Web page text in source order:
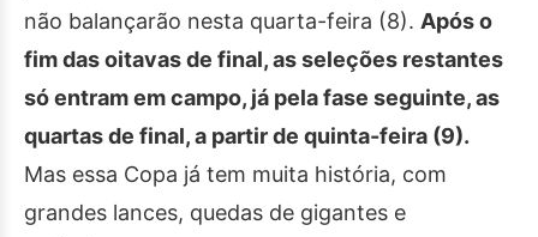
não balançarão nesta quarta-feira (8). Após o
fim das oitavas de final, as seleções restantes
só entram em campo, já pela fase seguinte, as
quartas de final, a partir de quinta-feira (9).
Mas essa Copa já tem muita história, com
grandes lances, quedas de gigantes e